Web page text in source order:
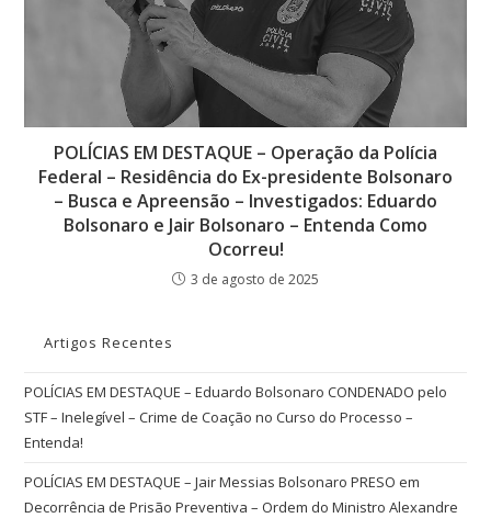
POLÍCIAS EM DESTAQUE – Operação da Polícia
Federal – Residência do Ex-presidente Bolsonaro
– Busca e Apreensão – Investigados: Eduardo
Bolsonaro e Jair Bolsonaro – Entenda Como
Ocorreu!
3 de agosto de 2025
Artigos Recentes
POLÍCIAS EM DESTAQUE – Eduardo Bolsonaro CONDENADO pelo
STF – Inelegível – Crime de Coação no Curso do Processo –
Entenda!
POLÍCIAS EM DESTAQUE – Jair Messias Bolsonaro PRESO em
Decorrência de Prisão Preventiva – Ordem do Ministro Alexandre